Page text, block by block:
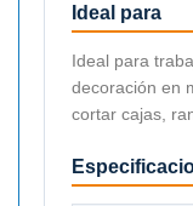
Ideal para
Ideal para
decoración en
cortar cajas,